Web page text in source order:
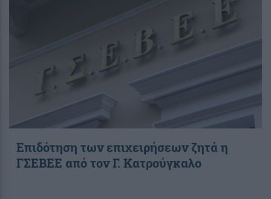
Επιδότηση των επιχειρήσεων ζητά η
ΓΣΕΒΕΕ από τον Γ. Κατρούγκαλο